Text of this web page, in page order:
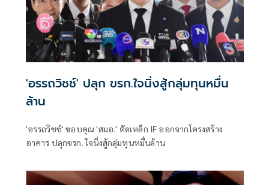
'อรรถวิชช์' ปลุก ขรก.ใจนิ่งสู้กลุ่มทุนหมื่น
ล้าน
'อรรถวิชช์' ขอบคุณ 'สมอ.' ตัดเหล็ก IF ออกจากโครงสร้าง
อาคาร ปลุกขรก. ใจนิ่งสู้กลุ่มทุนหมื่นล้าน